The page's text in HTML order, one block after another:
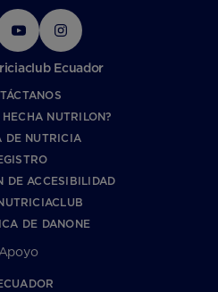
Ecuador
NUTRILON?
DE NUTRICIA
DE ACCESIBILIDAD
DE DANONE
Apoyo